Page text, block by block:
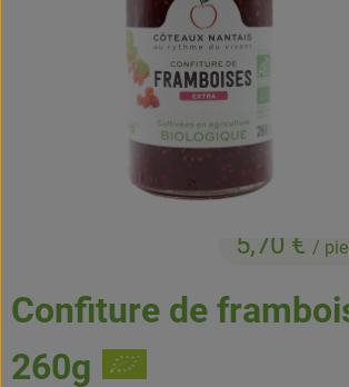
Accessoires et divers
Cosmétique et hygiène
Confiture de
260g
5,70 € /